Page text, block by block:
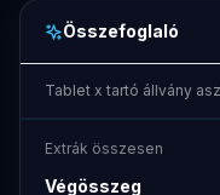
Összefoglaló
Tablet x tartó állvány
Extrák összesen
Végösszeg